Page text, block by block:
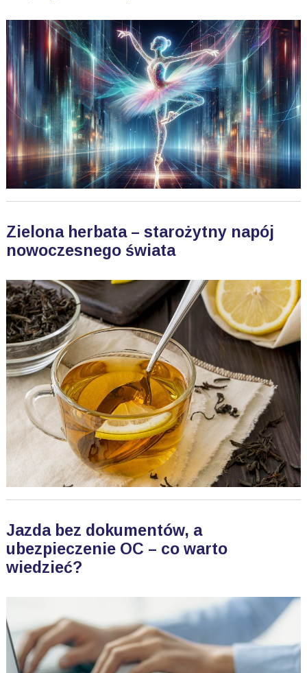
Zielona herbata – starożytny napój
nowoczesnego świata
Jazda bez dokumentów, a
ubezpieczenie OC – co warto
wiedzieć?